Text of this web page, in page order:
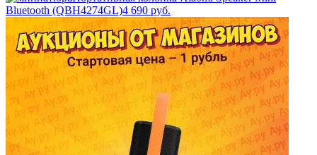
Bluetooth (QBH4274GL)4 690 руб.